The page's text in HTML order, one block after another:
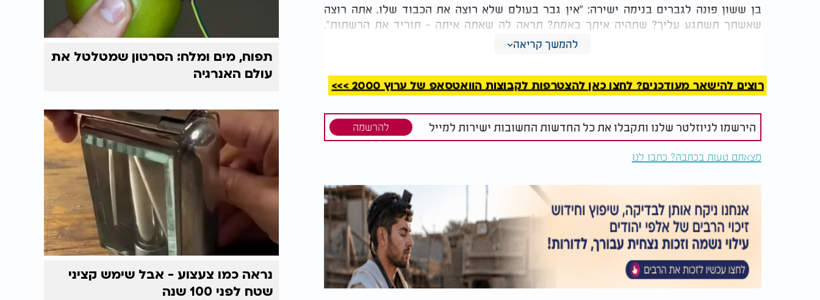
בן ששון פונה לגברים בנימה ישירה: "אין גבר בעולם שלא רוצה את הכבוד שלו. אתה רוצה
שאשתך תשתגע עליך? שתהיה איתך באמת? תראה לה שאתה איתה - תוריד את הרשתות".
לדבריו, גם רווקים יכולים לזכות לישועות גדולות אם רק יניחו את הסמארטפון בצד: "לא תצטרך
אפילו לצאת לשידוך - האישה תבוא אליך", הוא טוען, מתוך אמונה שמי ששומר על עיניים ולב,
עם זאת, הוא גם מודע לכך שרבים כבר מחוברים לרשתות, ולכן מציע: "אם אתה כבר נמצא שם -
תשתמש בזה לטובה. תראה רק תכנים של תורה. תראה את הרב יגאל כהן, הרב זמיר כהן, הרב
שניר גואטה - אנשים מדהימים. אפילו ערוץ 2000 - יש שם כל כך הרבה תוכן טוב. תעלה בעצמך
תכנים של זיכוי הרבים".
הבחירה שלנו מה לעשות איתם. תשתמש בזה לקדושה, לא לתאווה. זה בידיים שלך".
להמשך קריאה
רוצים להישאר מעודכנים? לחצו כאן להצטרפות לקבוצות הוואטסאפ של ערוץ 2000 >>>
הירשמו לניוזלטר שלנו ותקבלו את כל החדשות החשובות ישירות למייל להרשמה
מצאתם טעות בכתבה? כתבו לנו
תפוח, מים ומלח: הסרטון שמטלטל את
עולם האנרגיה
נראה כמו צעצוע - אבל שימש קציני
שטח לפני 100 שנה